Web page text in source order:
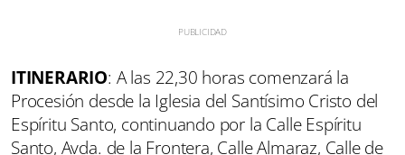
ITINERARIO: A las 22,30 horas comenzará la
Procesión desde la Iglesia del Santísimo Cristo del
Espíritu Santo, continuando por la Calle Espíritu
Santo, Avda. de la Frontera, Calle Almaraz, Calle de